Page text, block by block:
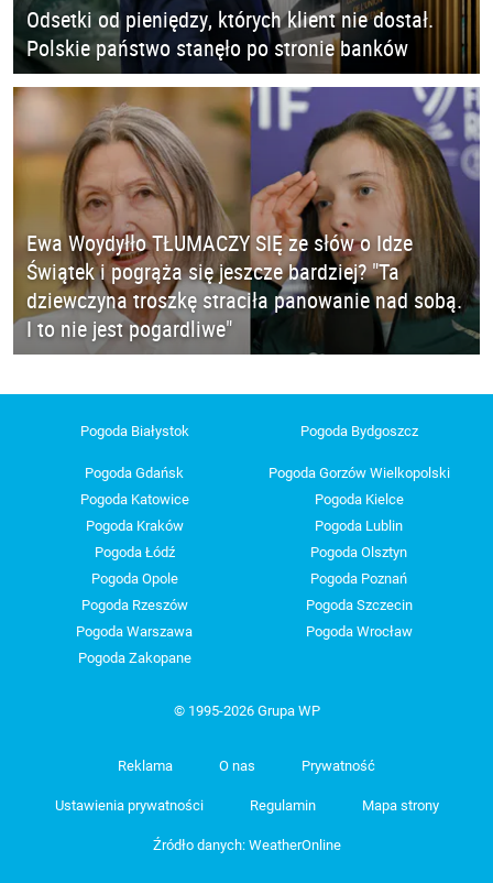
Odsetki od pieniędzy, których klient nie dostał.
Polskie państwo stanęło po stronie banków
Ewa Woydyłło TŁUMACZY SIĘ ze słów o Idze
Świątek i pogrąża się jeszcze bardziej? "Ta
dziewczyna troszkę straciła panowanie nad sobą.
I to nie jest pogardliwe"
Pogoda Białystok Pogoda Bydgoszcz
Pogoda Gdańsk
Pogoda Gorzów Wielkopolski
Pogoda Katowice
Pogoda Kielce
Pogoda Kraków
Pogoda Lublin
Pogoda Łódź
Pogoda Olsztyn
Pogoda Opole
Pogoda Poznań
Pogoda Rzeszów
Pogoda Szczecin
Pogoda Warszawa
Pogoda Wrocław
Pogoda Zakopane
© 1995-2026 Grupa WP
Reklama O nas Prywatność
Ustawienia prywatności Regulamin Mapa strony
Źródło danych: WeatherOnline